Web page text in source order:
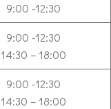
9:00 -12:30
9:00 -12:30
14:30 – 18:00
9:00 -12:30
14:30 – 18:00